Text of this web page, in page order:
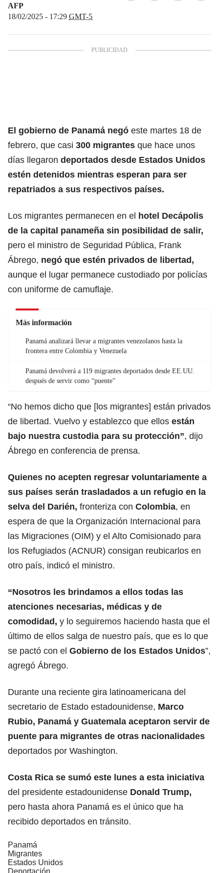
AFP
18/02/2025 - 17:29 GMT-5
El gobierno de Panamá negó este martes 18 de
febrero, que casi 300 migrantes que hace unos
días llegaron deportados desde Estados Unidos
estén detenidos mientras esperan para ser
repatriados a sus respectivos países.
Los migrantes permanecen en el hotel Decápolis
de la capital panameña sin posibilidad de salir,
pero el ministro de Seguridad Pública, Frank
Ábrego, negó que estén privados de libertad,
aunque el lugar permanece custodiado por policías
con uniforme de camuflaje.
Más información
Panamá analizará llevar a migrantes venezolanos hasta la
frontera entre Colombia y Venezuela
Panamá devolverá a 119 migrantes deportados desde EE.UU.
después de servir como “puente”
“No hemos dicho que [los migrantes] están privados
de libertad. Vuelvo y establezco que ellos están
bajo nuestra custodia para su protección”, dijo
Ábrego en conferencia de prensa.
Quienes no acepten regresar voluntariamente a
sus países serán trasladados a un refugio en la
selva del Darién, fronteriza con Colombia, en
espera de que la Organización Internacional para
las Migraciones (OIM) y el Alto Comisionado para
los Refugiados (ACNUR) consigan reubicarlos en
otro país, indicó el ministro.
“Nosotros les brindamos a ellos todas las
atenciones necesarias, médicas y de
comodidad, y lo seguiremos haciendo hasta que el
último de ellos salga de nuestro país, que es lo que
se pactó con el Gobierno de los Estados Unidos”,
agregó Ábrego.
Durante una reciente gira latinoamericana del
secretario de Estado estadounidense, Marco
Rubio, Panamá y Guatemala aceptaron servir de
puente para migrantes de otras nacionalidades
deportados por Washington.
Costa Rica se sumó este lunes a esta iniciativa
del presidente estadounidense Donald Trump,
pero hasta ahora Panamá es el único que ha
recibido deportados en tránsito.
Panamá
Migrantes
Estados Unidos
Deportación